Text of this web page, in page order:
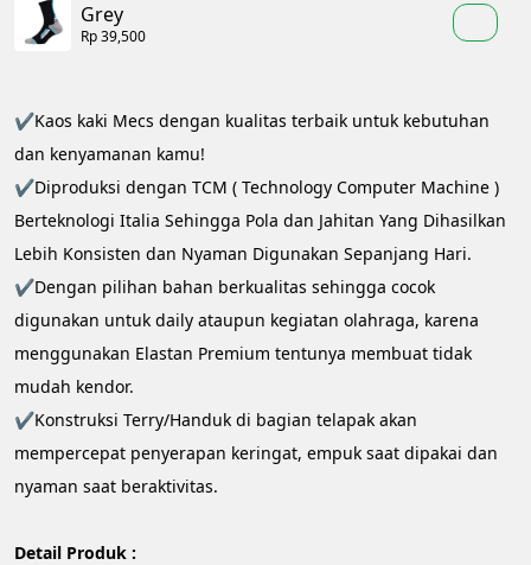
Grey
Rp 39,500
✔️Kaos kaki Mecs dengan kualitas terbaik untuk kebutuhan
dan kenyamanan kamu!
✔️Diproduksi dengan TCM ( Technology Computer Machine )
Berteknologi Italia Sehingga Pola dan Jahitan Yang Dihasilkan
Lebih Konsisten dan Nyaman Digunakan Sepanjang Hari.
✔️Dengan pilihan bahan berkualitas sehingga cocok
digunakan untuk daily ataupun kegiatan olahraga, karena
menggunakan Elastan Premium tentunya membuat tidak
mudah kendor.
✔️Konstruksi Terry/Handuk di bagian telapak akan
mempercepat penyerapan keringat, empuk saat dipakai dan
nyaman saat beraktivitas.
Detail Produk :